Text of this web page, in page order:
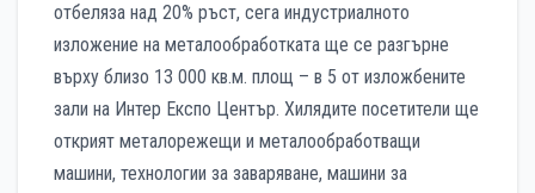
отбеляза над 20% ръст, сега индустриалното
изложение на металообработката ще се разгърне
върху близо 13 000 кв.м. площ – в 5 от изложбените
зали на Интер Експо Център. Хилядите посетители ще
открият металорежещи и металообработващи
машини, технологии за заваряване, машини за